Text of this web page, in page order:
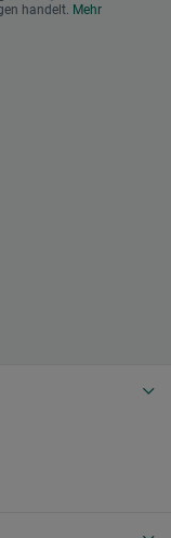
handelt. Mehr